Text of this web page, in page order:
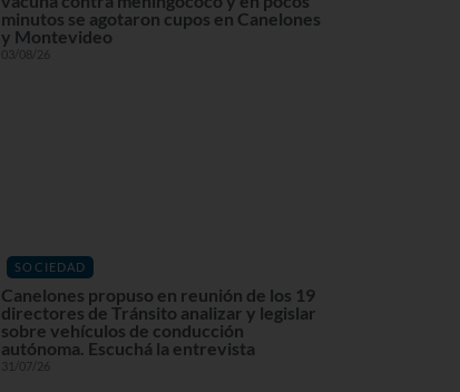
minutos se agotaron cupos en Canelones
y Montevideo
03/08/26
SOCIEDAD
Canelones propuso en reunión de los 19
directores de Tránsito analizar y legislar
sobre vehículos de conducción
autónoma. Escuchá la entrevista
31/07/26